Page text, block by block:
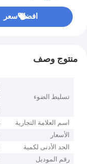
افضل سعر
منتوج وصف
تسليط الضوء
اسم العلامة التجارية
الأسعار
الحد الأدنى لكمية
رقم الموديل